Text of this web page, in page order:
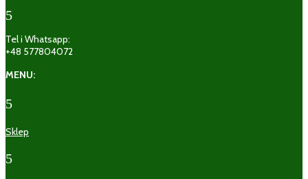
5
Tel i Whatsapp:
+48 577804072
MENU:
5
Sklep
5